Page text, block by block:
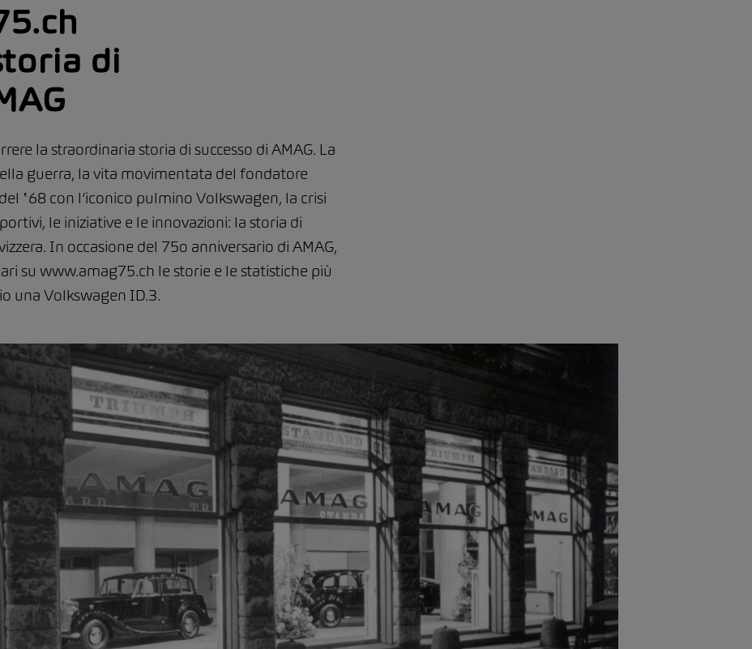
di
la straordinaria storia di successo di AMAG. La
guerra, la vita movimentata del fondatore
ʽ68 con l’iconico pulmino Volkswagen, la crisi
le iniziative e le innovazioni: la storia di
In occasione del 75o anniversario di AMAG,
su www.amag75.ch le storie e le statistiche più
una Volkswagen ID.3.